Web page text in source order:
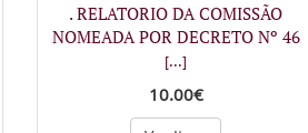
. RELATORIO DA COMISSÃO
NOMEADA POR DECRETO Nº 46
[...]
10.00€